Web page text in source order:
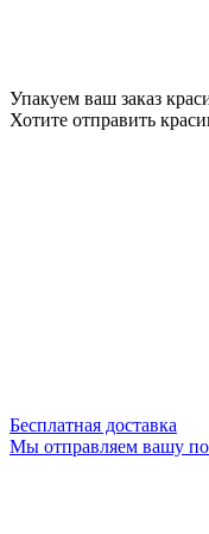
Упакуем ваш заказ
Хотите отправить
Бесплатная доставка
Мы отправляем вашу